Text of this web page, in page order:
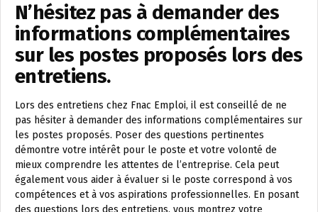
N’hésitez pas à demander des
informations complémentaires
sur les postes proposés lors des
entretiens.
Lors des entretiens chez Fnac Emploi, il est conseillé de ne
pas hésiter à demander des informations complémentaires sur
les postes proposés. Poser des questions pertinentes
démontre votre intérêt pour le poste et votre volonté de
mieux comprendre les attentes de l’entreprise. Cela peut
également vous aider à évaluer si le poste correspond à vos
compétences et à vos aspirations professionnelles. En posant
des questions lors des entretiens, vous montrez votre